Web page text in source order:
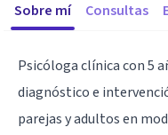
Sobre mí Consultas
Psicóloga clínica con 5
diagnóstico e
parejas y adultos en